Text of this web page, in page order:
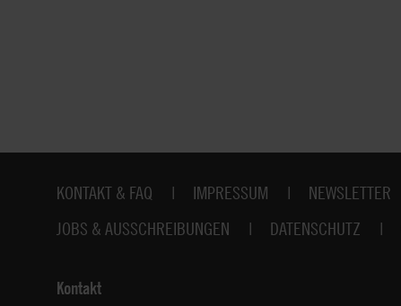
Fußbereich
KONTAKT & FAQ IMPRESSUM NEWSLETTER
JOBS & AUSSCHREIBUNGEN
DATENSCHUTZ
Kontakt